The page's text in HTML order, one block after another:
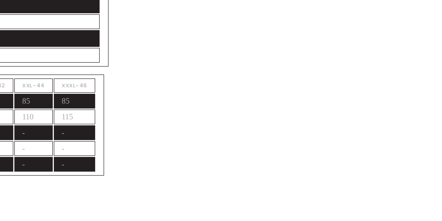
XXL-44 XXXL-46
85
85
110
115
-
-
-
-
-
-